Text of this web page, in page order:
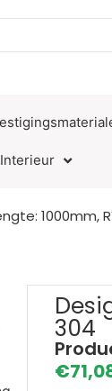
Interieur
1000mm,
304
€